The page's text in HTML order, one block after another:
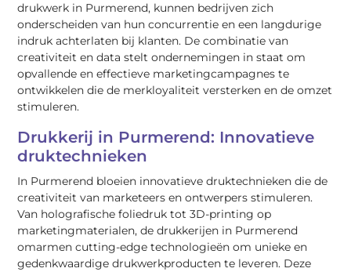
drukwerk in Purmerend, kunnen bedrijven zich
onderscheiden van hun concurrentie en een langdurige
indruk achterlaten bij klanten. De combinatie van
creativiteit en data stelt ondernemingen in staat om
opvallende en effectieve marketingcampagnes te
ontwikkelen die de merkloyaliteit versterken en de omzet
stimuleren.
Drukkerij in Purmerend: Innovatieve
druktechnieken
In Purmerend bloeien innovatieve druktechnieken die de
creativiteit van marketeers en ontwerpers stimuleren.
Van holografische foliedruk tot 3D-printing op
marketingmaterialen, de drukkerijen in Purmerend
omarmen cutting-edge technologieën om unieke en
gedenkwaardige drukwerkproducten te leveren. Deze